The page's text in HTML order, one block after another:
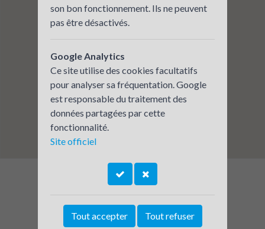
son bon fonctionnement. Ils ne peuvent
pas être désactivés.
Google Analytics
Ce site utilise des cookies facultatifs
pour analyser sa fréquentation. Google
est responsable du traitement des
données partagées par cette
fonctionnalité.
Site officiel
Tout accepter Tout refuser